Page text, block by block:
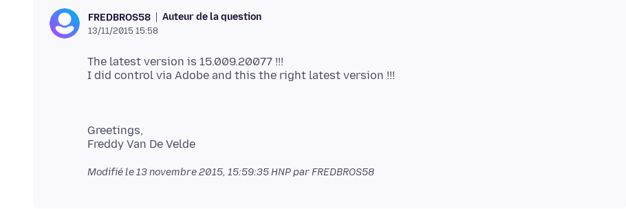
FREDBROS58 Auteur de la question
13/11/2015 15:58
The latest version is 15.009.20077 !!!
Greetings,
Modifié le13 novembre 2015, 15:59:35 HNPpar FREDBROS58